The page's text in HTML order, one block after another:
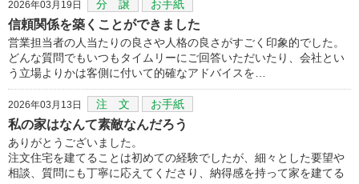
2026年03月19日 分 譲 お手紙
信頼関係を築くことができました
営業担当者の人当たりの良さや人格の良さがすごく印象的でした。
どんな質問でもいつもタイムリーにご回答いただいたり、会社とい
う立場よりかは客側に付いて的確なアドバイスを…
2026年03月13日 注 文 お手紙
私の家はなんて素敵なんだろう
ありがとうございました。
注文住宅を建てることは初めての経験でしたが、細々とした要望や
相談、質問にも丁寧に応えてくださり、納得感を持って家を建てる